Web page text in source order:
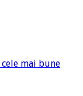
mai bune